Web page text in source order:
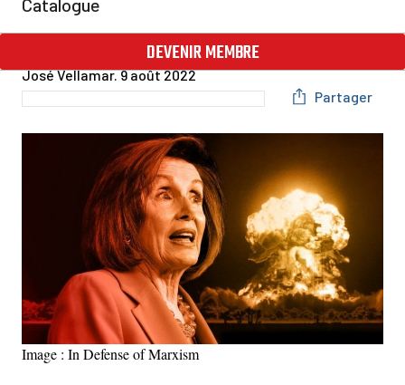
provocation irresponsable et réactionnaire de
l’impérialisme américain envers la Chine menace de
déstabiliser l’ensemble de la région indo-pacifique.
José Vellamar. 9 août 2022
Partager
Image : In Defense of Marxism